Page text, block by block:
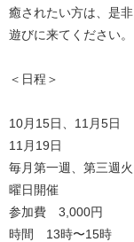
癒されたい方は、是非
遊びに来てください。
＜日程＞
10月15日、11月5日
11月19日
毎月第一週、第三週火
曜日開催
参加費 3,000円
時間 13時〜15時